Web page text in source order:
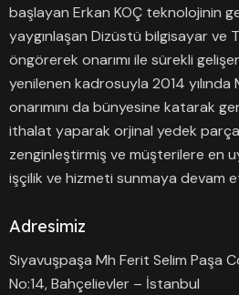
başlayan Erkan KOÇ teknolojinin
yaygınlaşan Dizüstü bilgisayar ve
öngörerek onarımı ile sürekli
yenilenen kadrosuyla 2014
onarımını da bünyesine katarak
ithalat yaparak orjinal yedek
zenginleştirmiş ve müşterilere en
işçilik ve hizmeti sunmaya devam
Adresimiz
Siyavuşpaşa Mh Ferit Selim Paşa Cd,
No:14, Bahçelievler – İstanbul